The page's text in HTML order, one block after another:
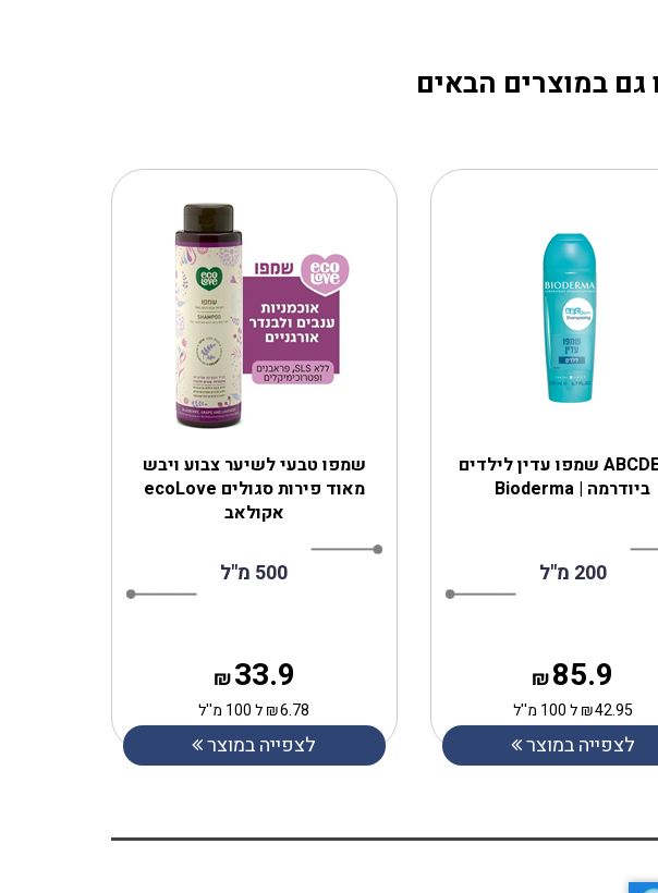
גם במוצרים הבאים
שמפו טבעי לשיער צבוע ויבש
מאוד פירות סגולים ecoLove
אקולאב
500 מ"ל
33.9
₪
6.78
₪ל 100 מ''ל
לצפייה במוצר
ABCDERM שמפו עדין לילדים
ביודרמה | Bioderma
200 מ"ל
85.9
₪
42.95
₪ל 100 מ''ל
לצפייה במוצר